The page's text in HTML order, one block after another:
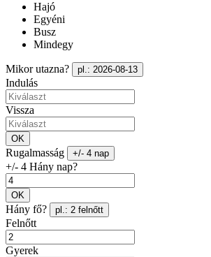
Hajó
Egyéni
Busz
Mindegy
Mikor utazna? pl.: 2026-08-13
Indulás
Vissza
OK
Rugalmasság +/- 4 nap
+/- 4 Hány nap?
OK
Hány fő? pl.: 2 felnőtt
Felnőtt
Gyerek